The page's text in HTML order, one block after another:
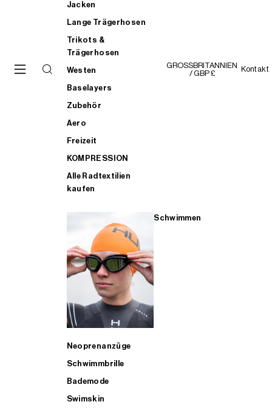
Jacken
Lange Trägerhosen
Trikots &
Trägerhosen
Westen
Baselayers
Zubehör
Aero
Freizeit
KOMPRESSION
Alle Radtextilien
kaufen
Schwimmen
Neoprenanzüge
Schwimmbrille
Bademode
Swimskin
GROSSBRITANNIEN
/ GBP £
Kontakt